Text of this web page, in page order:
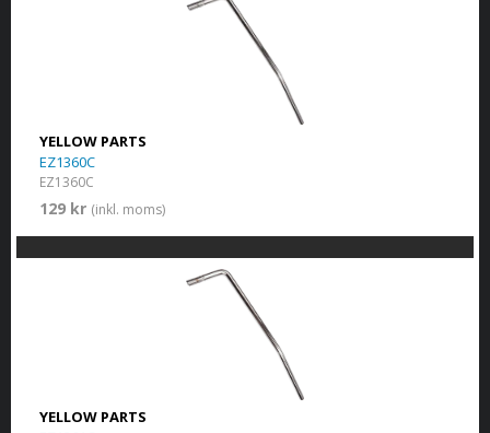
YELLOW PARTS
EZ1360C
EZ1360C
129 kr (inkl. moms)
YELLOW PARTS